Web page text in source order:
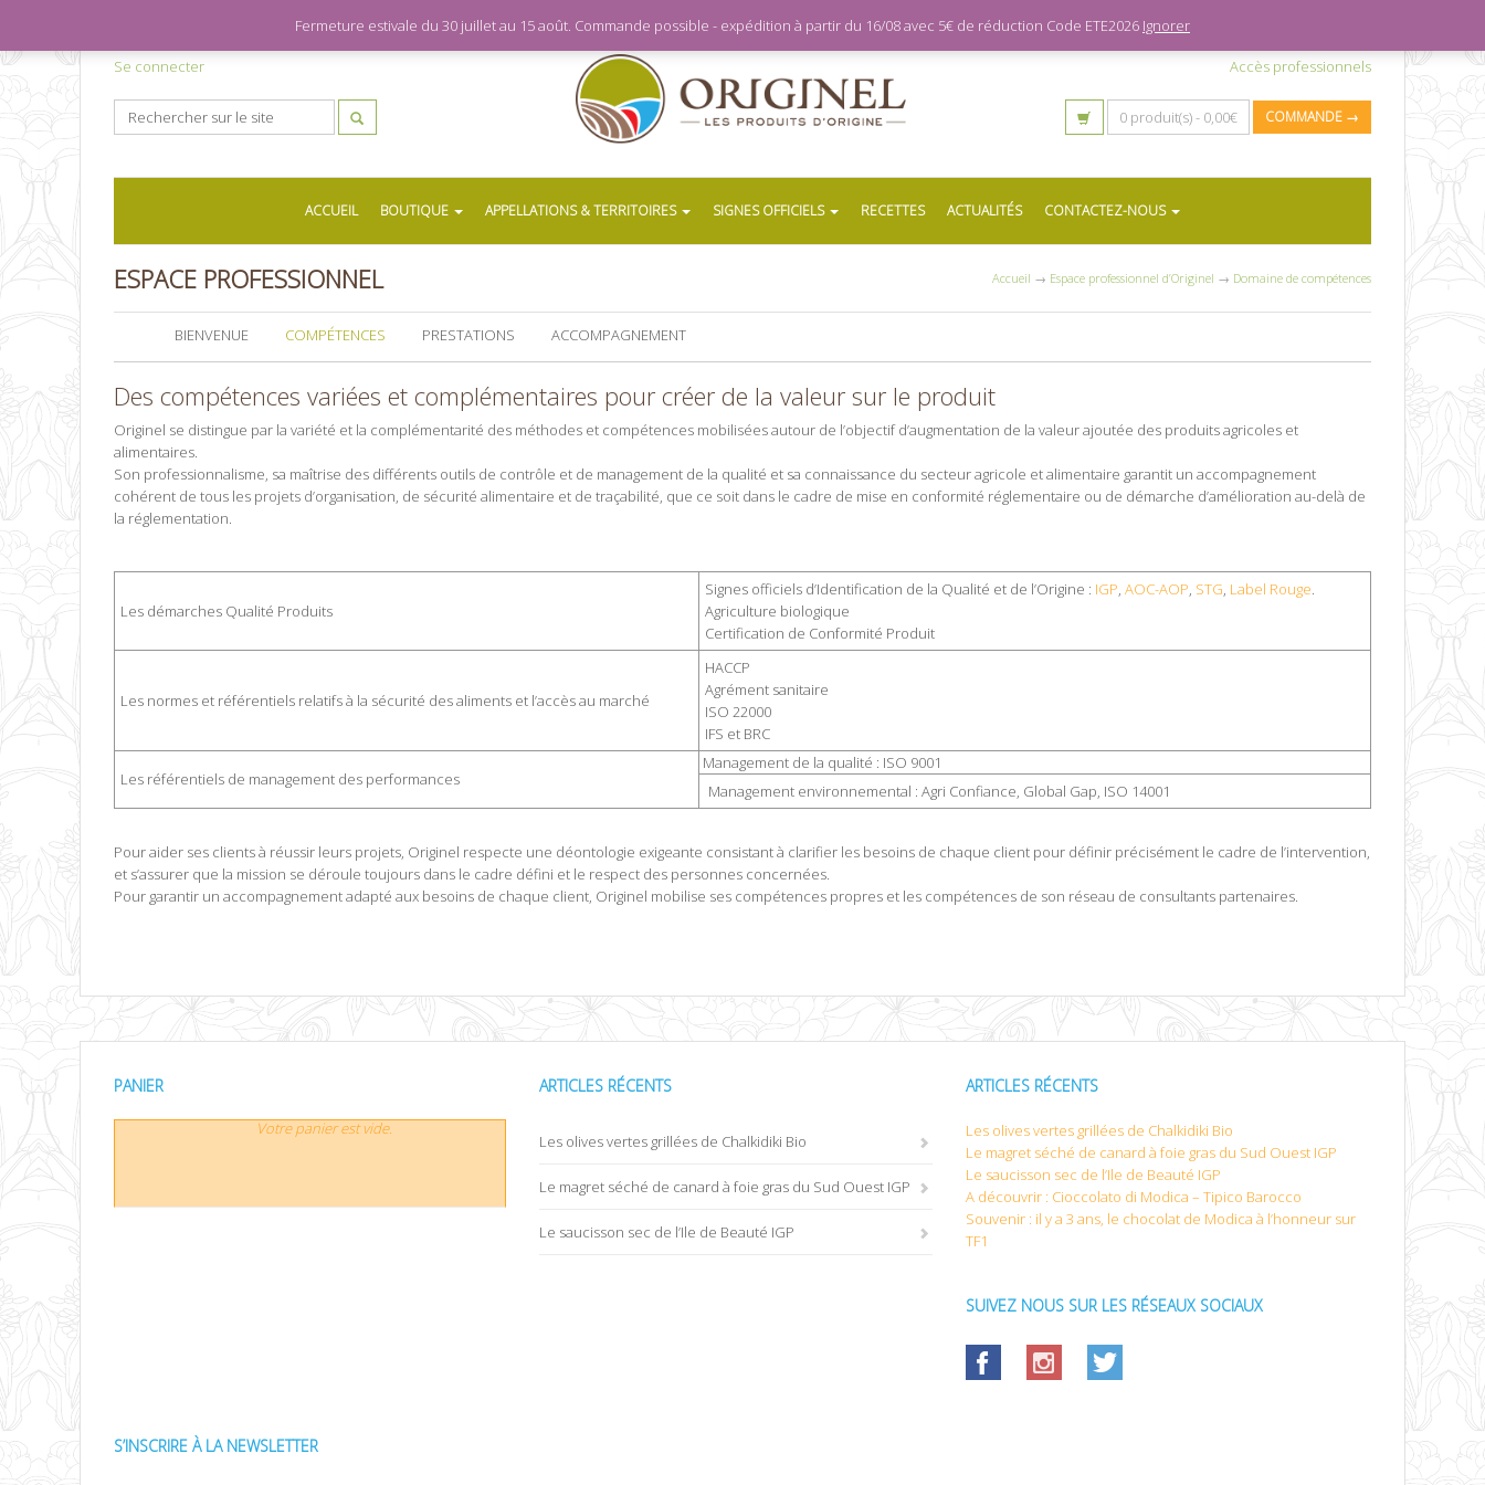
Se connecter Accès professionnels
0 produit(s) - 0,00€ COMMANDE →
ACCUEIL BOUTIQUE APPELLATIONS & TERRITOIRES SIGNES OFFICIELS RECETTES ACTUALITÉS CONTACTEZ-NOUS
ESPACE PROFESSIONNEL Accueil → Espace professionnel d’Originel → Domaine de compétences
BIENVENUE COMPÉTENCES PRESTATIONS ACCOMPAGNEMENT
Des compétences variées et complémentaires pour créer de la valeur sur le produit
Originel se distingue par la variété et la complémentarité des méthodes et compétences mobilisées autour de l’objectif d’augmentation de la valeur ajoutée des produits agricoles et
alimentaires.
Son professionnalisme, sa maîtrise des différents outils de contrôle et de management de la qualité et sa connaissance du secteur agricole et alimentaire garantit un accompagnement
cohérent de tous les projets d’organisation, de sécurité alimentaire et de traçabilité, que ce soit dans le cadre de mise en conformité réglementaire ou de démarche d’amélioration au-delà de
la réglementation.
Les démarches Qualité Produits
Signes officiels d’Identification de la Qualité et de l’Origine : IGP, AOC-AOP, STG, Label Rouge.
Agriculture biologique
Certification de Conformité Produit
Les normes et référentiels relatifs à la sécurité des aliments et l’accès au marché
HACCP
Agrément sanitaire
ISO 22000
IFS et BRC
Les référentiels de management des performances
Management de la qualité : ISO 9001
Management environnemental : Agri Confiance, Global Gap, ISO 14001
Pour aider ses clients à réussir leurs projets, Originel respecte une déontologie exigeante consistant à clarifier les besoins de chaque client pour définir précisément le cadre de l’intervention,
et s’assurer que la mission se déroule toujours dans le cadre défini et le respect des personnes concernées.
Pour garantir un accompagnement adapté aux besoins de chaque client, Originel mobilise ses compétences propres et les compétences de son réseau de consultants partenaires.
PANIER
Votre panier est vide.
ARTICLES RÉCENTS
Les olives vertes grillées de Chalkidiki Bio
Le magret séché de canard à foie gras du Sud Ouest IGP
Le saucisson sec de l’Ile de Beauté IGP
ARTICLES RÉCENTS
Les olives vertes grillées de Chalkidiki Bio
Le magret séché de canard à foie gras du Sud Ouest IGP
Le saucisson sec de l’Ile de Beauté IGP
A découvrir : Cioccolato di Modica – Tipico Barocco
Souvenir : il y a 3 ans, le chocolat de Modica à l’honneur sur
TF1
SUIVEZ NOUS SUR LES RÉSEAUX SOCIAUX
S’INSCRIRE À LA NEWSLETTER
Fermeture estivale du 30 juillet au 15 août. Commande possible - expédition à partir du 16/08 avec 5€ de réduction Code ETE2026 Ignorer